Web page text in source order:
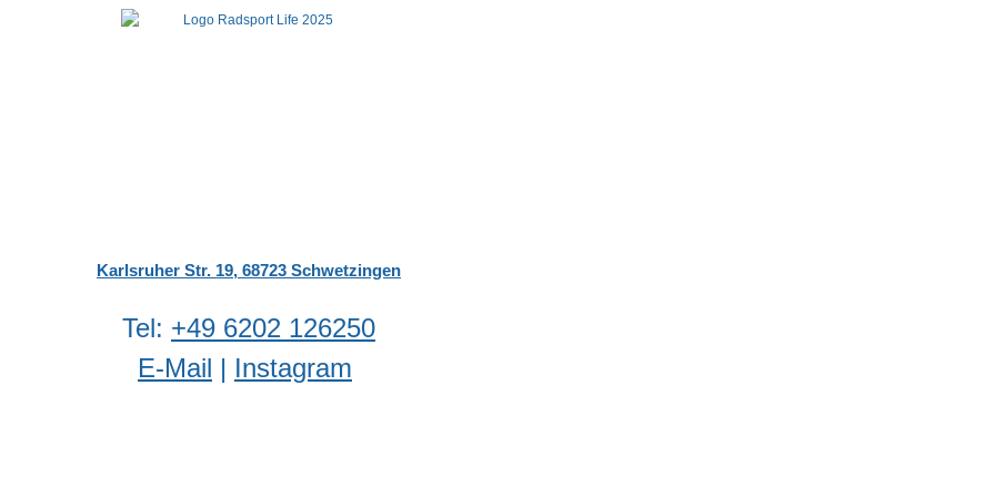
Karlsruher Str. 19, 68723 Schwetzingen
‬Tel: ‭+49 6202 126250
E-Mail | Instagram